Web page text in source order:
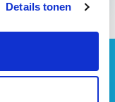
Details tonen